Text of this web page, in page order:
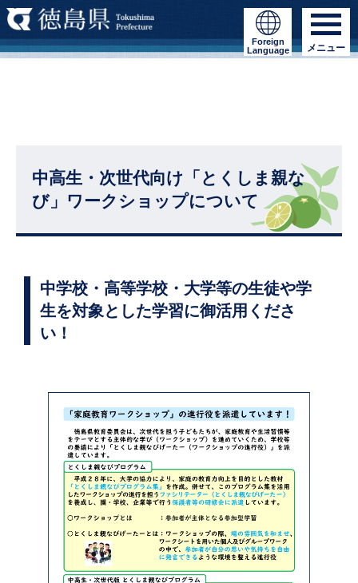
Foreign
Language
メニュー
中高生・次世代向け「とくしま親な
び」ワークショップについて
中学校・高等学校・大学等の生徒や学
生を対象とした学習に御活用くださ
い！